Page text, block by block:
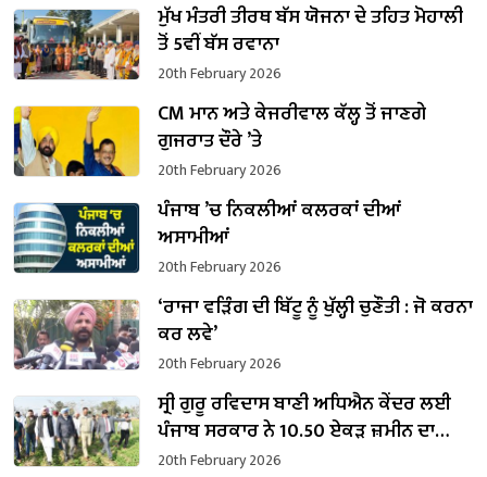
ਮੁੱਖ ਮੰਤਰੀ ਤੀਰਥ ਬੱਸ ਯੋਜਨਾ ਦੇ ਤਹਿਤ ਮੋਹਾਲੀ
ਤੋਂ 5ਵੀਂ ਬੱਸ ਰਵਾਨਾ
20th February 2026
CM ਮਾਨ ਅਤੇ ਕੇਜਰੀਵਾਲ ਕੱਲ੍ਹ ਤੋਂ ਜਾਣਗੇ
ਗੁਜਰਾਤ ਦੌਰੇ ’ਤੇ
20th February 2026
ਪੰਜਾਬ ’ਚ ਨਿਕਲੀਆਂ ਕਲਰਕਾਂ ਦੀਆਂ
ਅਸਾਮੀਆਂ
20th February 2026
‘ਰਾਜਾ ਵੜਿੰਗ ਦੀ ਬਿੱਟੂ ਨੂੰ ਖੁੱਲ੍ਹੀ ਚੁਣੌਤੀ : ਜੋ ਕਰਨਾ
ਕਰ ਲਵੇ’
20th February 2026
ਸ੍ਰੀ ਗੁਰੂ ਰਵਿਦਾਸ ਬਾਣੀ ਅਧਿਐਨ ਕੇਂਦਰ ਲਈ
ਪੰਜਾਬ ਸਰਕਾਰ ਨੇ 10.50 ਏਕੜ ਜ਼ਮੀਨ ਦਾ
ਕਬਜ਼ਾ ਲਿਆ
20th February 2026